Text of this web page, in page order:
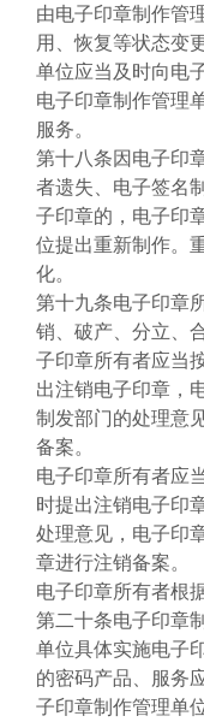
由电子印章制作管
用、恢复等状态变
单位应当及时向电
电子印章制作管理
服务。
第十八条因电子印
者遗失、电子签名
子印章的，电子印
位提出重新制作。
化。
第十九条电子印章
销、破产、分立、
子印章所有者应当
出注销电子印章，
制发部门的处理意
备案。
电子印章所有者应
时提出注销电子印
处理意见，电子印
章进行注销备案。
电子印章所有者根
第二十条电子印章
单位具体实施电子
的密码产品、服务
子印章制作管理单